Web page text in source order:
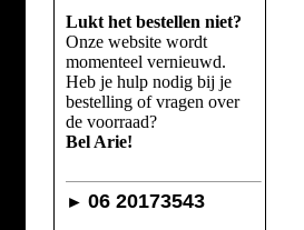
Lukt het bestellen niet?
Onze website wordt
momenteel vernieuwd.
Heb je hulp nodig bij je
bestelling of vragen over
de voorraad?
Bel Arie!
► 06 20173543